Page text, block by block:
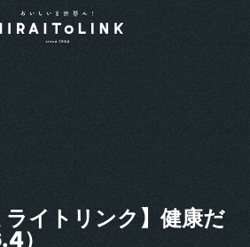
ライトリンク】健康だ
）